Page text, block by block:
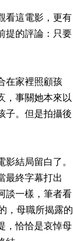
看這電影，更有
提的評論：只要
在家裡照顧孩
，事關她本來以
子。但是拍攝後
結局留白了。
最終字幕打出
談一樣，筆者看
，母職所揭露的
，恰恰是哀悼母